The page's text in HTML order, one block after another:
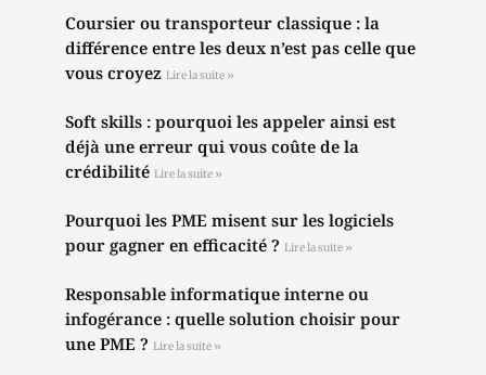
Coursier ou transporteur classique : la
différence entre les deux n’est pas celle que
vous croyez Lire la suite »
Soft skills : pourquoi les appeler ainsi est
déjà une erreur qui vous coûte de la
crédibilité Lire la suite »
Pourquoi les PME misent sur les logiciels
pour gagner en efficacité ? Lire la suite »
Responsable informatique interne ou
infogérance : quelle solution choisir pour
une PME ? Lire la suite »